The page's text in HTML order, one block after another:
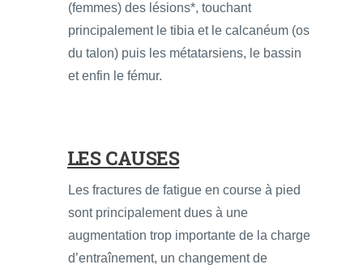
(femmes) des lésions*, touchant
principalement le tibia et le calcanéum (os
du talon) puis les métatarsiens, le bassin
et enfin le fémur.
LES CAUSES
Les fractures de fatigue en course à pied
sont principalement dues à une
augmentation trop importante de la charge
d’entraînement, un changement de